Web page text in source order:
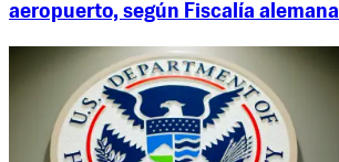
aeropuerto, según Fiscalía alemana